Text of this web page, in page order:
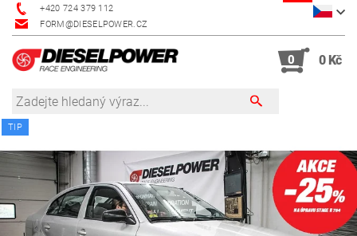
+420 724 379 112
FORM@DIESELPOWER.CZ
0 0 Kč
TIP